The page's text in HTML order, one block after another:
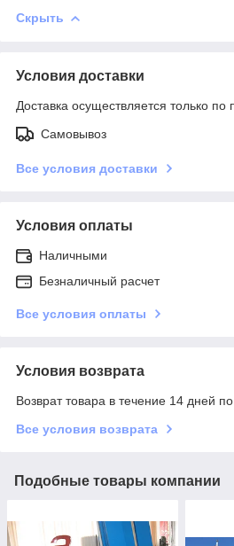
Скрыть
Условия доставки
Доставка осуществляется только по
Самовывоз
Все условия доставки
Условия оплаты
Наличными
Безналичный расчет
Все условия оплаты
Условия возврата
Возврат товара в течение 14 дней
Все условия возврата
Подобные товары компании